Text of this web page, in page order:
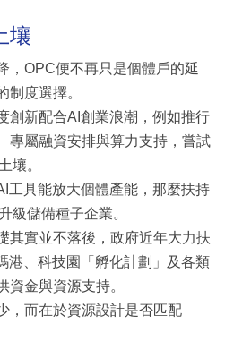
壤
，OPC便不再只是個體戶的延
制度選擇。
創新配合AI創業浪潮，例如推行
專屬融資安排與算力支持，嘗試
壤。
工具能放大個體產能，那麼扶持
級儲備種子企業。
其實並不落後，政府近年大力扶
港、科技園「孵化計劃」及各類
資金與資源支持。
，而在於資源設計是否匹配